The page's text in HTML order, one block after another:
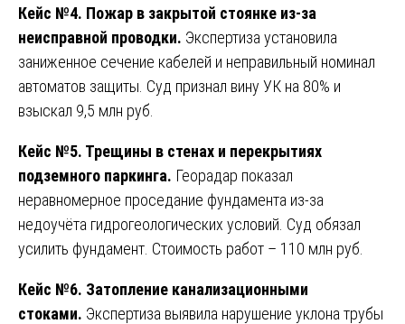
Кейс №4. Пожар в закрытой стоянке из-за
неисправной проводки. Экспертиза установила
заниженное сечение кабелей и неправильный номинал
автоматов защиты. Суд признал вину УК на 80% и
взыскал 9,5 млн руб.
Кейс №5. Трещины в стенах и перекрытиях
подземного паркинга. Георадар показал
неравномерное проседание фундамента из-за
недоучёта гидрогеологических условий. Суд обязал
усилить фундамент. Стоимость работ – 110 млн руб.
Кейс №6. Затопление канализационными
стоками. Экспертиза выявила нарушение уклона трубы